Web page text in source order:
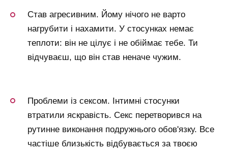
Став агресивним. Йому нічого не варто
нагрубити і нахамити. У стосунках немає
теплоти: він не цілує і не обіймає тебе. Ти
відчуваєш, що він став неначе чужим.
Проблеми із сексом. Інтимні стосунки
втратили яскравість. Секс перетворився на
рутинне виконання подружнього обов'язку. Все
частіше близькість відбувається за твоєю